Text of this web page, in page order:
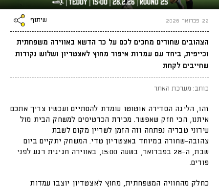
22 פברואר 2026 שיתוף
הצהובים שחורים מחכים לכם על כר הדשא באווירה משפחתית
וכייפית, ביחד עם עמדות איפור מחוץ לאצטדיון ושלוש נקודות
שחייבים לקחת
כותב: מערכת האתר
זהו, הליגה הסדירה אוטוטו עומדת להסתיים ועכשיו צריך אתכם
איתנו, הכי חזק שאפשר. מכירת הכרטיסים למשחק הבית מול
עירוני טבריה נפתחה וזה הזמן לשריין מקום לשבת
צהובה-שחורה במיוחד באצטדיון טדי. המשחק יתקיים ביום
שבת, ה-28 בפברואר, בשעה 15:00, באווירה חגיגית רגע לפני
פורים.
כחלק מהחוויה המשפחתית, מחוץ לאצטדיון יוצבו עמדות